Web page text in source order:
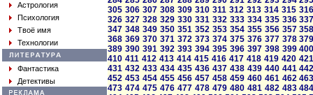
Астрология
Психология
Твоё имя
Технологии
Фантастика
Детективы
305 306 307 308 309 310 311 312 313 314 315 316
326 327 328 329 330 331 332 333 334 335 336
347 348 349 350 351 352 353 354 355 356 357
368 369 370 371 372 373 374 375 376 377 378
389 390 391 392 393 394 395 396 397 398 399
410 411 412 413 414 415 416 417 418 419 420 421
431 432 433 434 435 436 437 438 439 440 441
452 453 454 455 456 457 458 459 460 461 462
473 474 475 476 477 478 479 480 481 482 483